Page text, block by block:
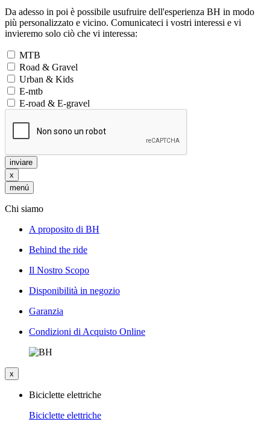
Da adesso in poi è possibile usufruire dell'esperienza BH in modo
più personalizzato e vicino. Comunicateci i vostri interessi e vi
invieremo solo ciò che vi interessa:
MTB
Road & Gravel
Urban & Kids
E-mtb
E-road & E-gravel
inviare
x
menú
Chi siamo
A proposito di BH
Behind the ride
Il Nostro Scopo
Disponibilità in negozio
Garanzia
Condizioni di Acquisto Online
x
Biciclette elettriche
Biciclette elettriche